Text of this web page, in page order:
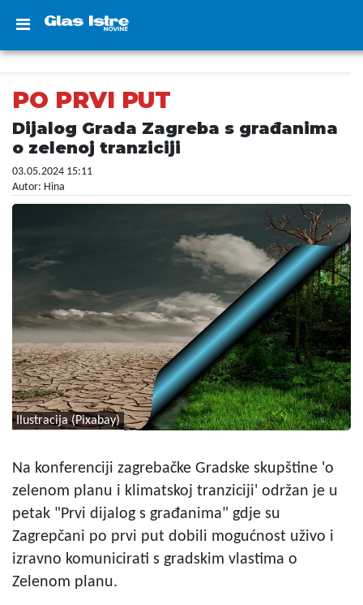
PO PRVI PUT
Dijalog Grada Zagreba s građanima
o zelenoj tranziciji
03.05.2024 15:11
Autor: Hina
Ilustracija (Pixabay)
Na konferenciji zagrebačke Gradske skupštine 'o
zelenom planu i klimatskoj tranziciji' održan je u
petak "Prvi dijalog s građanima" gdje su
Zagrepčani po prvi put dobili mogućnost uživo i
izravno komunicirati s gradskim vlastima o
Zelenom planu.